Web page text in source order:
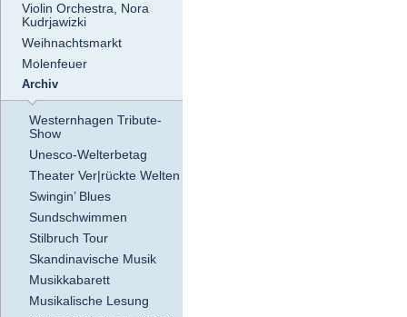
Violin Orchestra, Nora
Kudrjawizki
Weihnachtsmarkt
Molenfeuer
Archiv
Westernhagen Tribute-
Show
Unesco-Welterbetag
Theater Ver|rückte Welten
Swingin’ Blues
Sundschwimmen
Stilbruch Tour
Skandinavische Musik
Musikkabarett
Musikalische Lesung